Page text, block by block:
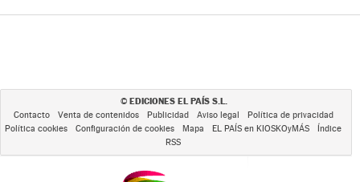
© EDICIONES EL PAÍS S.L.
Contacto Venta de contenidos Publicidad Aviso legal
Política de privacidad
Política cookies
Configuración de cookies Mapa EL PAÍS en KIOSKOyMÁS
Índice
RSS